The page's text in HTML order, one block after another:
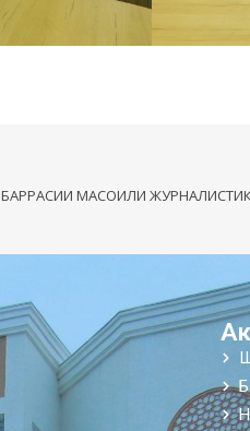
БАРРАСИИ МАСОИЛИ